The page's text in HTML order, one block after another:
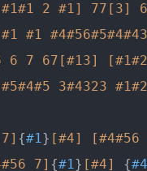
2 #1] 77 [3]
#1
6 7 67 [#13]
3#4323
{#1} [#4] [#4#56
7] {#1} [#4] {